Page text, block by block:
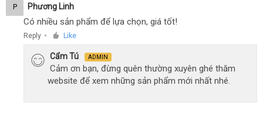
P Phương Linh
Có nhiều sản phẩm để lựa chọn, giá tốt!
Reply ● Like
Cẩm Tú ADMIN
Cảm ơn bạn, đừng quên thường xuyên ghé thăm
website để xem những sản phẩm mới nhất nhé.